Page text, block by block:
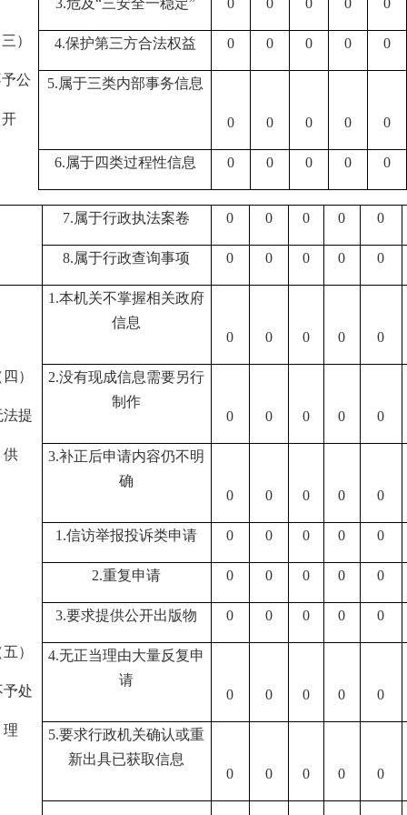
）
公
开
3.危及“三安全一稳定” 0 0 0 0 0
4.保护第三方合法权益 0 0 0 0 0
5.属于三类内部事务信息
0 0 0 0 0
6.属于四类过程性信息 0 0 0 0 0
7.属于行政执法案卷 0 0 0 0 0
8.属于行政查询事项 0 0 0 0 0
）
法提
供
1.本机关不掌握相关政府
信息
0
0 0 0 0
2.没有现成信息需要另行
制作
0
0 0 0 0
3.补正后申请内容仍不明
确
0
0 0 0 0
）
予处
理
1.信访举报投诉类申请 0 0 0 0 0
2.重复申请 0 0 0 0 0
3.要求提供公开出版物 0 0 0 0 0
4.无正当理由大量反复申
请
0
0 0 0 0
5.要求行政机关确认或重
新出具已获取信息
0
0 0 0 0